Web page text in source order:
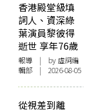
香港殿堂級填
詞人、資深綠
葉演員黎彼得
逝世 享年76歲
報導 | by 虛詞編
輯部 | 2026-08-05
從視差到離